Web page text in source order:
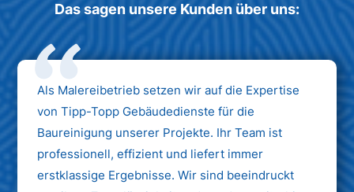
Das sagen unsere Kunden über uns:
Als Malereibetrieb setzen wir auf die Expertise
von Tipp-Topp Gebäudedienste für die
Baureinigung unserer Projekte. Ihr Team ist
professionell, effizient und liefert immer
erstklassige Ergebnisse. Wir sind beeindruckt